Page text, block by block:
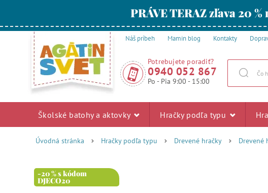
PRÁVE TERAZ zľava 20
Náš príbeh Mamin blog Kontakty
Potrebujete poradiť?
0940 052 867
Po - Pia 9:00 - 15:00
Školské batohy a aktovky Hračky podľa typu
Úvodná stránka Hračky podľa typu Drevené hračky Drevené
-20 % s kódom
DJECO20